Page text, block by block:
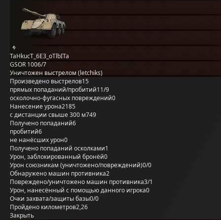
TaHkucT_6E3_oTlbITa
GSOR 1006/7
Уничтожен выстрелом (letchiks)
Произведено выстрелов15
прямых попаданий/пробитий11/9
осколочно-фугасных повреждений0
Нанесение урона2185
с дистанции свыше 300 м749
Получено попаданий6
пробитий6
не нанёсших урон0
Получено попаданий осколками1
Урон, заблокированный бронёй0
Урон союзникам (уничтожено/повреждений)0/0
Обнаружено машин противника2
Повреждено/уничтожено машин противника3/1
Урон, нанесённый с помощью данного игрока0
Очки захвата/защиты базы0/0
Пройдено километров2,26
Закрыть